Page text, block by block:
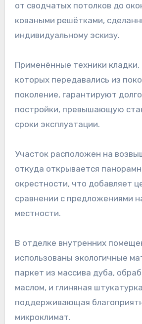
от сводчатых потолков до
коваными решётками,
индивидуальному эскизу.
Применённые техники кладки,
которых передавались из
поколение, гарантируют
постройки, превышающую
сроки эксплуатации.
Участок расположен на
откуда открывается
окрестности, что добавляет
сравнении с предложениями
местности.
В отделке внутренних
использованы экологичные
паркет из массива дуба,
маслом, и глиняная
поддерживающая
микроклимат.